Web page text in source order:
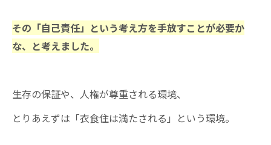
その「自己責任」という考え方を手放すことが必要か
な、と考えました。
生存の保証や、人権が尊重される環境、
とりあえずは「衣食住は満たされる」という環境。